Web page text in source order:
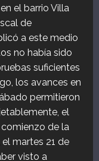
el barrio Villa
de
a este medio
no había sido
suficientes
los avances en
permitieron
el
de la
martes 21 de
visto a